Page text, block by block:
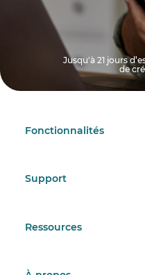
Jusqu'à 21 jours
de
Fonctionnalités
Support
Ressources